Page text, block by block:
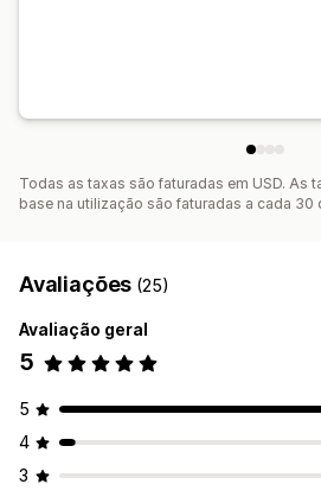
Todas as taxas são faturadas em USD. As
base na utilização são faturadas a cada 30
Avaliações (25)
Avaliação geral
5
5
4
3